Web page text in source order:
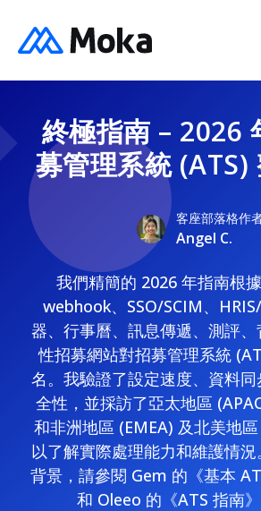
終極指南 – 2026
募管理系統 (ATS)
客座部落格作
Angel C.
我們精簡的 2026 年指南根據
webhook、SSO/SCIM、
器、行事曆、訊息傳遞、測評
性招募網站對招募管理系統
名。我驗證了設定速度、資料
全性，並採訪了亞太地區
和非洲地區 (EMEA) 及北美地
以了解實際處理能力和維護情
背景，請參閱 Gem 的《基本
和 Oleeo 的《ATS 指南》